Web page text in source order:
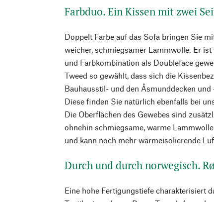
Farbduo. Ein Kissen mit zwei
Doppelt Farbe auf das Sofa bringen Sie
weicher, schmiegsamer Lammwolle. Er
und Farbkombination als Doubleface
Tweed so gewählt, dass sich die
Bauhausstil- und den Åsmunddecken
Diese finden Sie natürlich ebenfalls bei
Die Oberflächen des Gewebes sind
ohnehin schmiegsame, warme
und kann noch mehr wärmeisolierende
Durch und durch norwegisch.
Eine hohe Fertigungstiefe charakterisiert